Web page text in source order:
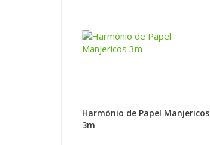
Harmónio de Papel Manjericos
3m